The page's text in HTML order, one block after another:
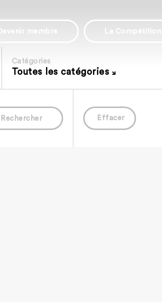
Devenir membre La Compétition
Catégories
Toutes les catégories
Rechercher Effacer